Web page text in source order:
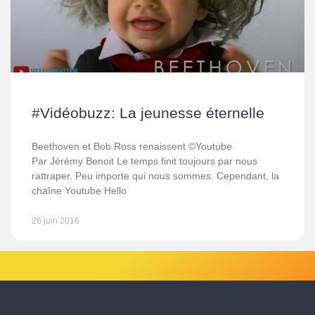
#Vidéobuzz: La jeunesse éternelle
Beethoven et Bob Ross renaissent ©Youtube
Par Jérémy Benoit Le temps finit toujours par nous
rattraper. Peu importe qui nous sommes. Cependant, la
chaîne Youtube Hello
26 juin 2016